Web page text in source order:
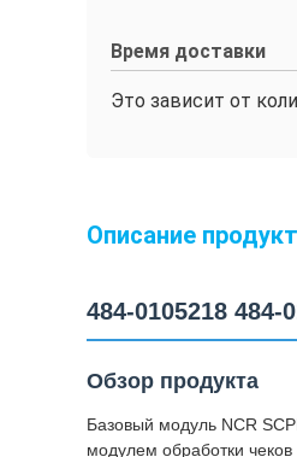
Время доставки
Это зависит от
Описание
484-0105218
Обзор продукта
Базовый модуль NCR
модулем обработки